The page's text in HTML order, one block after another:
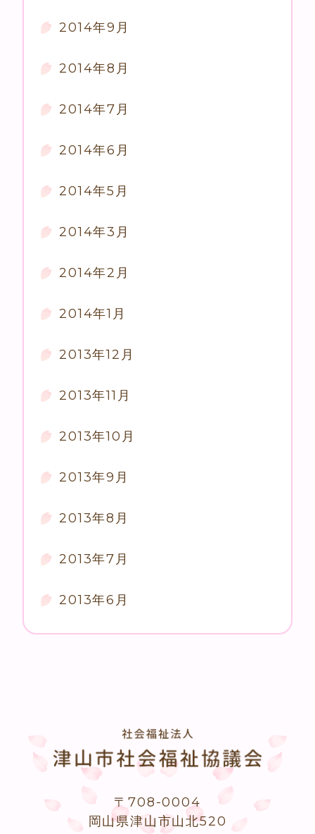
2014年9月
2014年8月
2014年7月
2014年6月
2014年5月
2014年3月
2014年2月
2014年1月
2013年12月
2013年11月
2013年10月
2013年9月
2013年8月
2013年7月
2013年6月
〒708-0004
岡山県津山市山北520